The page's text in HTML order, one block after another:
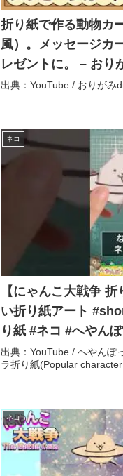
折り紙で作る動物カ
風）。メッセージカ
レゼントに。 – お
出典：YouTube / おりがみ
ネコ
【にゃんこ大戦争
い折り紙アート
り紙 #ネコ #へやん
ぐらしチャンネル【
(Popular character
出典：YouTube / へやんぽ
ラ折り紙(Popular character
ネコ